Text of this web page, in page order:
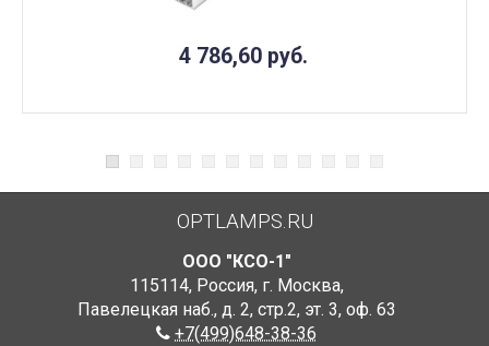
4 786,60 руб.
OPTLAMPS.RU
ООО "КСО-1"
115114, Россия, г. Москва,
Павелецкая наб., д. 2, стр.2, эт. 3, оф. 63
+7(499)648-38-36